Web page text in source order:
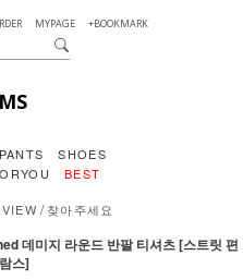
MYPAGE +BOOKMARK
PANTS
SHOES
BEST
/찾아주세요
데미지 라운드 반팔 티셔츠 [스트릿 편
스]